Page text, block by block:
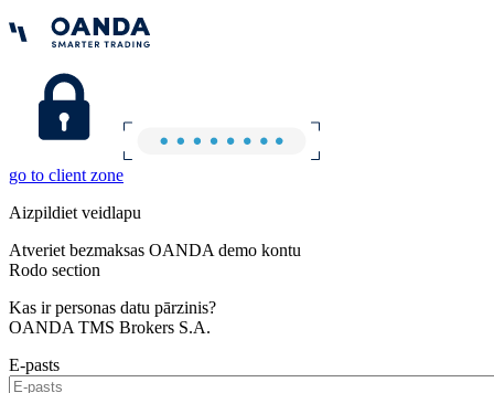
go to client zone
Aizpildiet veidlapu
Atveriet bezmaksas OANDA demo kontu
Rodo section
Kas ir personas datu pārzinis?
OANDA TMS Brokers S.A.
E-pasts